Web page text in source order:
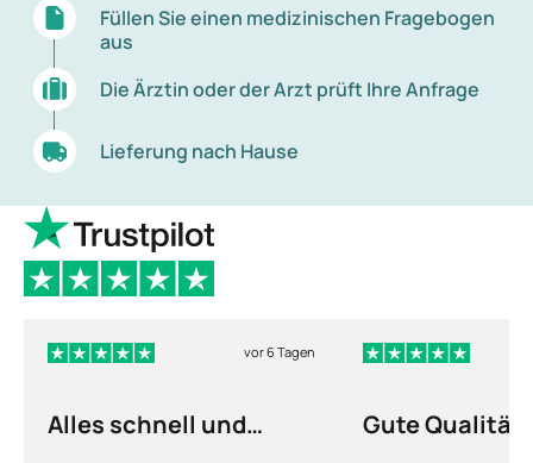
Füllen Sie einen medizinischen Fragebogen
aus
Die Ärztin oder der Arzt prüft Ihre Anfrage
Lieferung nach Hause
vor 6 Tagen
Alles schnell und
Gute Qualität